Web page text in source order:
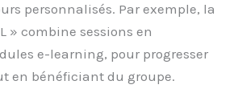
personnalisés. Par exemple, la
» combine sessions en
e-learning, pour progresser
en bénéficiant du groupe.